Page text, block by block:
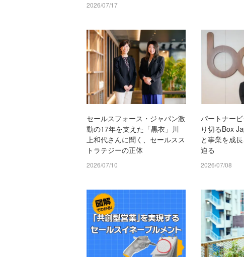
2026/07/17
セールスフォース・ジャパン激
動の17年を支えた「黒衣」川
上和代さんに聞く、セールスス
トラテジーの正体
2026/07/10
パートナー
り切るBox
と事業を成
迫る
2026/07/08